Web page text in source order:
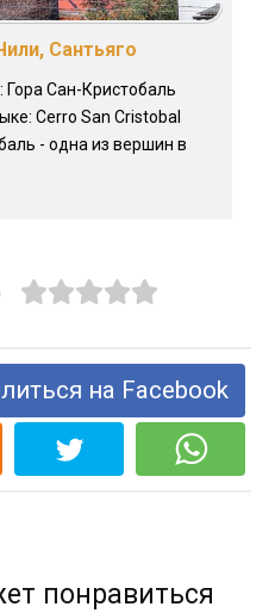
Сантьяго
Гора Сан-Кристобаль
Cerro San Cristobal
- одна из вершин в
на Facebook
понравиться